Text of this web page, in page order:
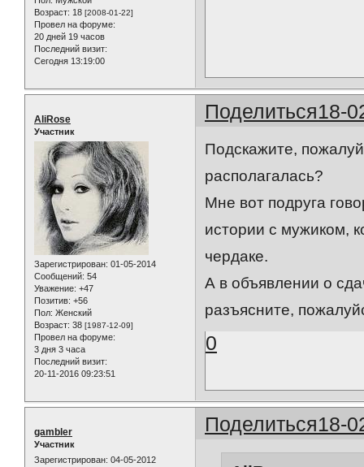
Возраст: 18 [2008-01-22]
Провел на форуме:
20 дней 19 часов
Последний визит:
Сегодня 13:19:00
Поделиться18-
AliRose
Участник
Зарегистрирован: 01-05-2014
Сообщений: 54
Уважение: +47
Позитив: +56
Пол: Женский
Возраст: 38 [1987-12-09]
Провел на форуме:
3 дня 3 часа
Последний визит:
20-11-2016 09:23:51
Подскажите,
располагалась?
Мне вот подруга
истории с мужиком,
чердаке.
А в объявлении о
разъясните,
0
Поделиться18-
gambler
Участник
Зарегистрирован: 04-05-2012